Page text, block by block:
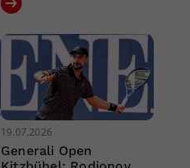
19.07.2026
Generali Open